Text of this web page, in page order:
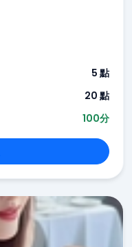
5 點
20 點
100分